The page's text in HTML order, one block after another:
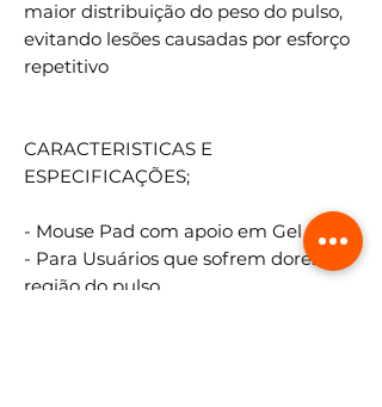
maior distribuição do peso do pulso,
evitando lesões causadas por esforço
repetitivo
CARACTERISTICAS E
ESPECIFICAÇÕES;
- Mouse Pad com apoio em Gel
- Para Usuários que sofrem dores na
região do pulso